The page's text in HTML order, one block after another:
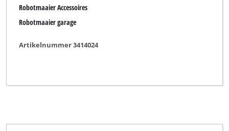
Robotmaaier Accessoires
Robotmaaier garage
Artikelnummer 3414024